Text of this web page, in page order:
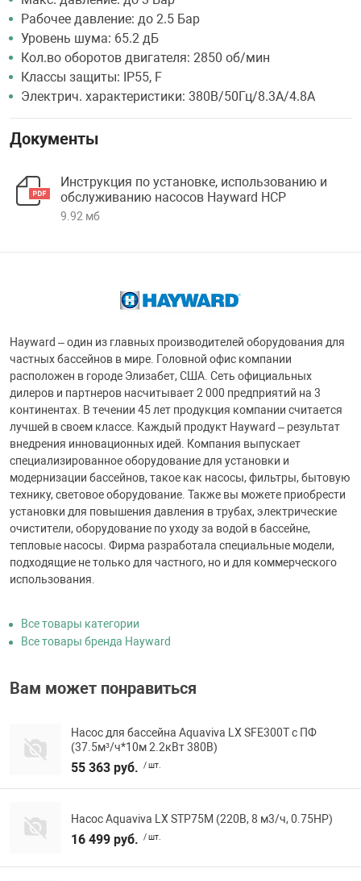
Рабочее давление: до 2.5 Бар
Уровень шума: 65.2 дБ
Кол.во оборотов двигателя: 2850 об/мин
Классы защиты: IP55, F
Электрич. характеристики: 380B/50Гц/8.3А/4.8A
Документы
Инструкция по установке, использованию и
обслуживанию насосов Hayward HCP
9.92 мб
Hayward – один из главных производителей оборудования для
частных бассейнов в мире. Головной офис компании
расположен в городе Элизабет, США. Сеть официальных
дилеров и партнеров насчитывает 2 000 предприятий на 3
континентах. В течении 45 лет продукция компании считается
лучшей в своем классе. Каждый продукт Hayward – результат
внедрения инновационных идей. Компания выпускает
специализированное оборудование для установки и
модернизации бассейнов, такое как насосы, фильтры, бытовую
технику, световое оборудование. Также вы можете приобрести
установки для повышения давления в трубах, электрические
очистители, оборудование по уходу за водой в бассейне,
тепловые насосы. Фирма разработала специальные модели,
подходящие не только для частного, но и для коммерческого
использования.
Все товары категории
Все товары бренда Hayward
Вам может понравиться
Насос для бассейна Aquaviva LX SFE300T с ПФ
(37.5м³/ч*10м 2.2кВт 380В)
55 363 руб. / шт.
Насос Aquaviva LX STP75M (220В, 8 м3/ч, 0.75HP)
16 499 руб. / шт.